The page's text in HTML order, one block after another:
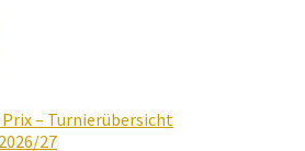
Prix – Turnierübersicht
2026/27